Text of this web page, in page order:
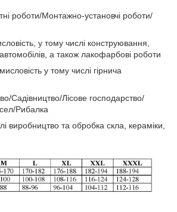
роботи/Монтажно-установчі роботи/
у тому числі конструювання,
а також лакофарбові роботи
у тому числі гірнича
Садівництво/Лісове господарство/
Рибалка
виробництво та обробка скла, кераміки,